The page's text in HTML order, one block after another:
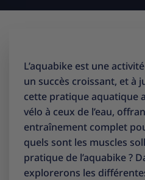
L’aquabike est une
un succès croissant, et à
cette pratique aquatique
vélo à ceux de l’eau,
entraînement complet
quels sont les muscles
pratique de l’aquabike ?
explorerons les